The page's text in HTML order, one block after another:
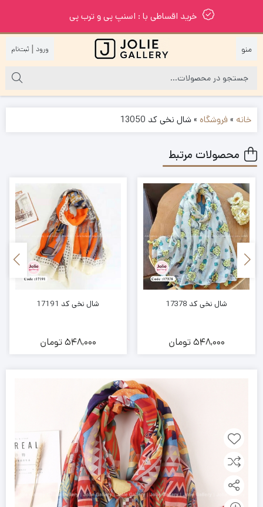
خرید اقساطی با : اسنپ پی و ترب پی
|
خانه »فروشگاه »شال نخی کد 13050
محصولات مرتبط
شال نخی کد 17378
548,000تومان
شال نخی کد 17191
548,000تومان